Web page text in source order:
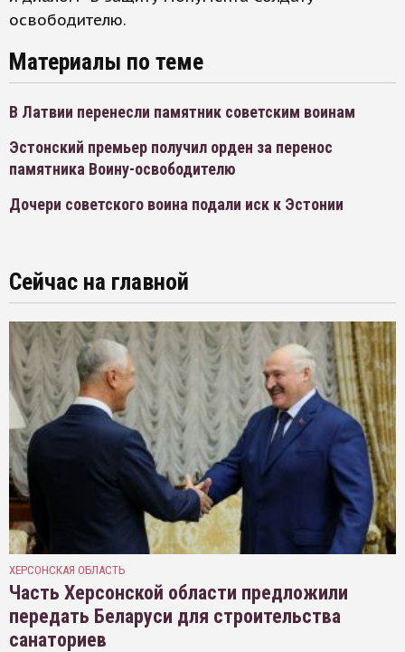
освободителю.
Материалы по теме
В Латвии перенесли памятник советским воинам
Эстонский премьер получил орден за перенос
памятника Воину-освободителю
Дочери советского воина подали иск к Эстонии
Сейчас на главной
ХЕРСОНСКАЯ ОБЛАСТЬ
Часть Херсонской области предложили
передать Беларуси для строительства
санаториев